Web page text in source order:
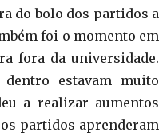
do bolo dos partidos a
foi o momento em
fora da universidade.
estavam muito
a realizar aumentos
partidos aprenderam